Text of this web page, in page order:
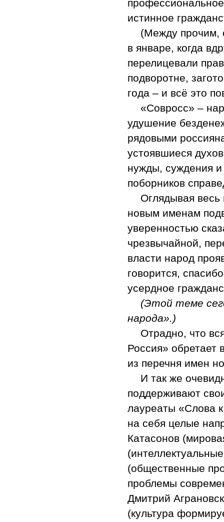
истинное
(Между прочим,
в январе, когда
перелицевали
подворотне,
года – и всё это
«Совросс» –
удушение
рядовыми
устоявшиеся
нужды, суждения
поборников
Оглядывая весь
новым именам
уверенностью
чрезвычайной,
власти народ
говорится,
усердное
(Этой теме
народа».)
Отрадно, что
Россия»
из перечня имен
И так же
поддерживают
лауреаты «Слова
на себя целые
Катасонов
(общественные
проблемы
Дмитрий
(культура